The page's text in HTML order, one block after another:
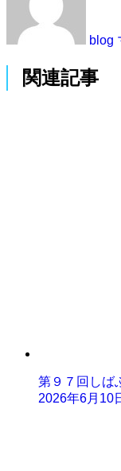
blog
関連記事
第９７回しば
2026年6月10